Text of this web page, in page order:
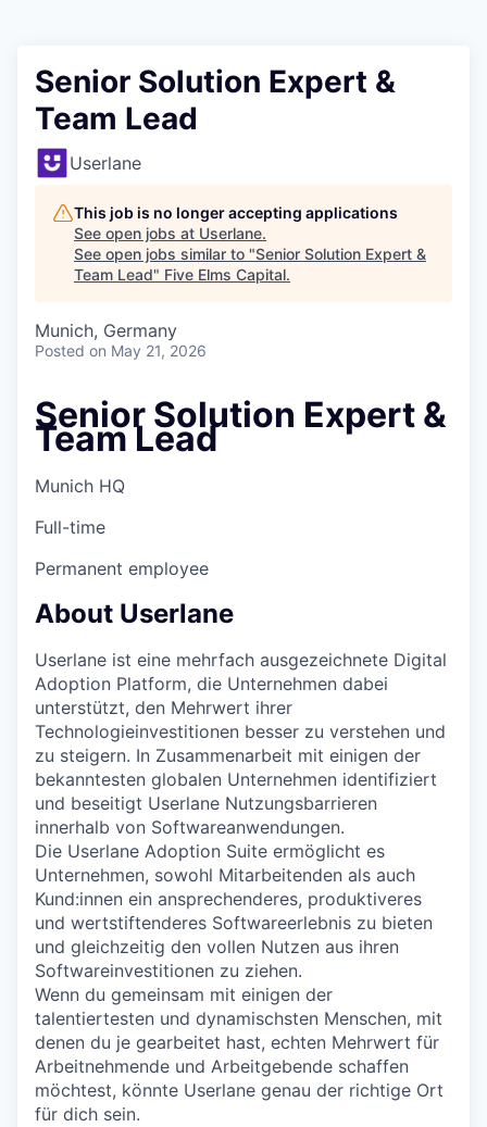
Senior Solution Expert &
Team Lead
Userlane
This job is no longer accepting applications
See open jobs at Userlane.
See open jobs similar to "Senior Solution Expert &
Team Lead" Five Elms Capital.
Munich, Germany
Posted on May 21, 2026
Senior Solution Expert &
Team Lead
Munich HQ
Full-time
Permanent employee
About Userlane
Userlane ist eine mehrfach ausgezeichnete Digital
Adoption Platform, die Unternehmen dabei
unterstützt, den Mehrwert ihrer
Technologieinvestitionen besser zu verstehen und
zu steigern. In Zusammenarbeit mit einigen der
bekanntesten globalen Unternehmen identifiziert
und beseitigt Userlane Nutzungsbarrieren
innerhalb von Softwareanwendungen.
Die Userlane Adoption Suite ermöglicht es
Unternehmen, sowohl Mitarbeitenden als auch
Kund:innen ein ansprechenderes, produktiveres
und wertstiftenderes Softwareerlebnis zu bieten
und gleichzeitig den vollen Nutzen aus ihren
Softwareinvestitionen zu ziehen.
Wenn du gemeinsam mit einigen der
talentiertesten und dynamischsten Menschen, mit
denen du je gearbeitet hast, echten Mehrwert für
Arbeitnehmende und Arbeitgebende schaffen
möchtest, könnte Userlane genau der richtige Ort
für dich sein.